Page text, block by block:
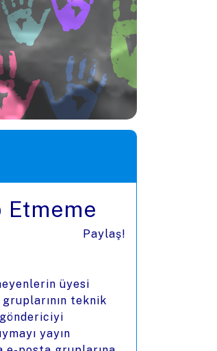
Paylaş!
üyesi
teknik
göndericiyi
yayın